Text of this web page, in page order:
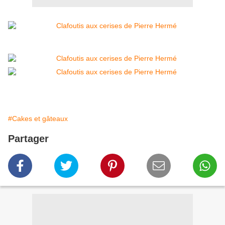
#Cakes et gâteaux
Partager